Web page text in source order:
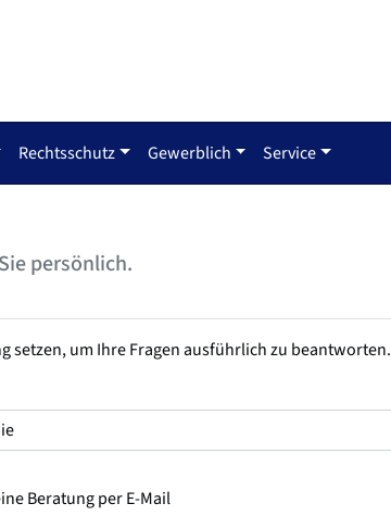
Rechtsschutz Gewerblich Service
persönlich.
setzen, um Ihre Fragen ausführlich zu beantworten.
Beratung per E-Mail